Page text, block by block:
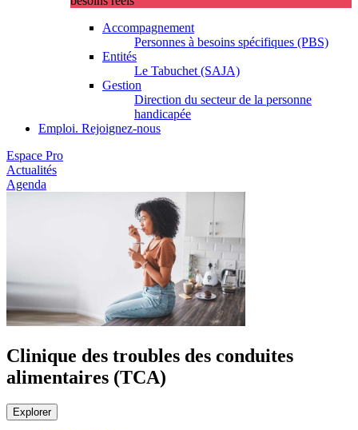
Accompagnement
Personnes à besoins spécifiques (PBS)
Entités
Le Tabuchet (SAJA)
Gestion
Direction du secteur de la personne
handicapée
Emploi. Rejoignez-nous
Espace Pro
Actualités
Agenda
Clinique des troubles des conduites
alimentaires (TCA)
Explorer